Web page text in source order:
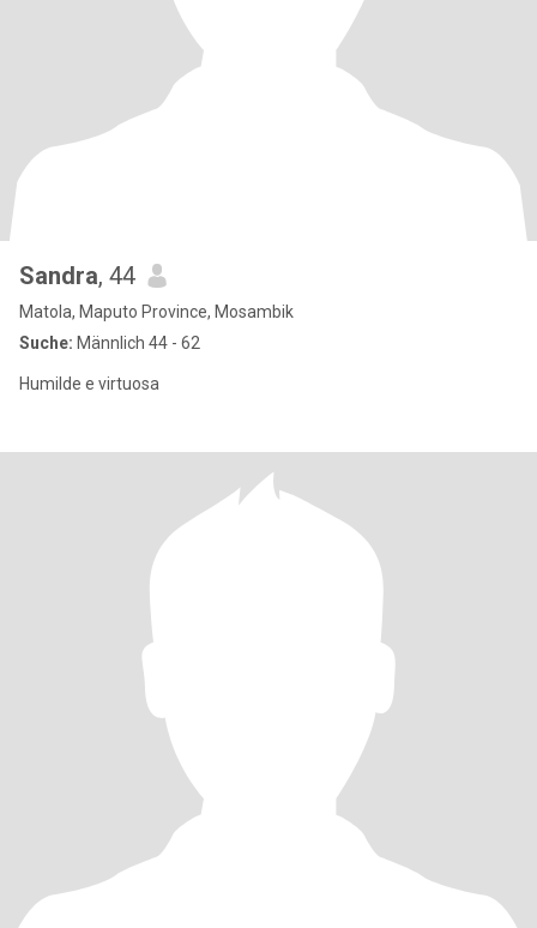
Sandra, 44
Matola, Maputo Province, Mosambik
Suche: Männlich 44 - 62
Humilde e virtuosa